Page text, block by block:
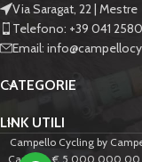
Via Saragat, 22 | Mestre
Telefono: +39 041
Email:
CATEGORIE
LINK UTILI
Campello Cycling by
Cap.Soc. € 5.000.000,00 -